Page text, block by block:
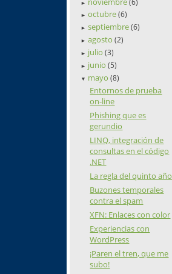
► (6)
► octubre(6)
► septiembre(6)
► agosto(2)
► julio(3)
► junio(5)
▼ mayo(8)
Entornos de prueba
on-line
Phishing que es
gerundio
LINQ, integración de
consultas en el código
.NET
La regla del quinto año
Buzones temporales
contra el spam
XFN: Enlaces con color
Experiencias con
WordPress
¡Paren el tren, que me
subo!